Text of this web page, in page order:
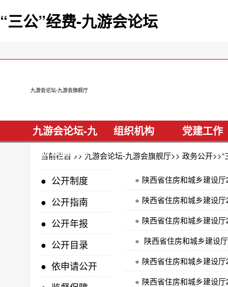
“三公”经费-九游会论坛
九游会论坛-九游会旗舰厅
九游会论坛-九
游会旗舰厅
组织机构 党建工作
当前栏目 >> 九游会论坛-九游会旗舰厅>> 政务公开>>“
● 公开制度
● 公开指南
● 公开年报
● 公开目录
● 依申请公开
● 陕西省住房和城乡建设
● 陕西省住房和城乡建设
● 陕西省住房和城乡建设
● 陕西省住房和城乡建设
● 陕西省住房和城乡建设
● 陕西省住房和城乡建设